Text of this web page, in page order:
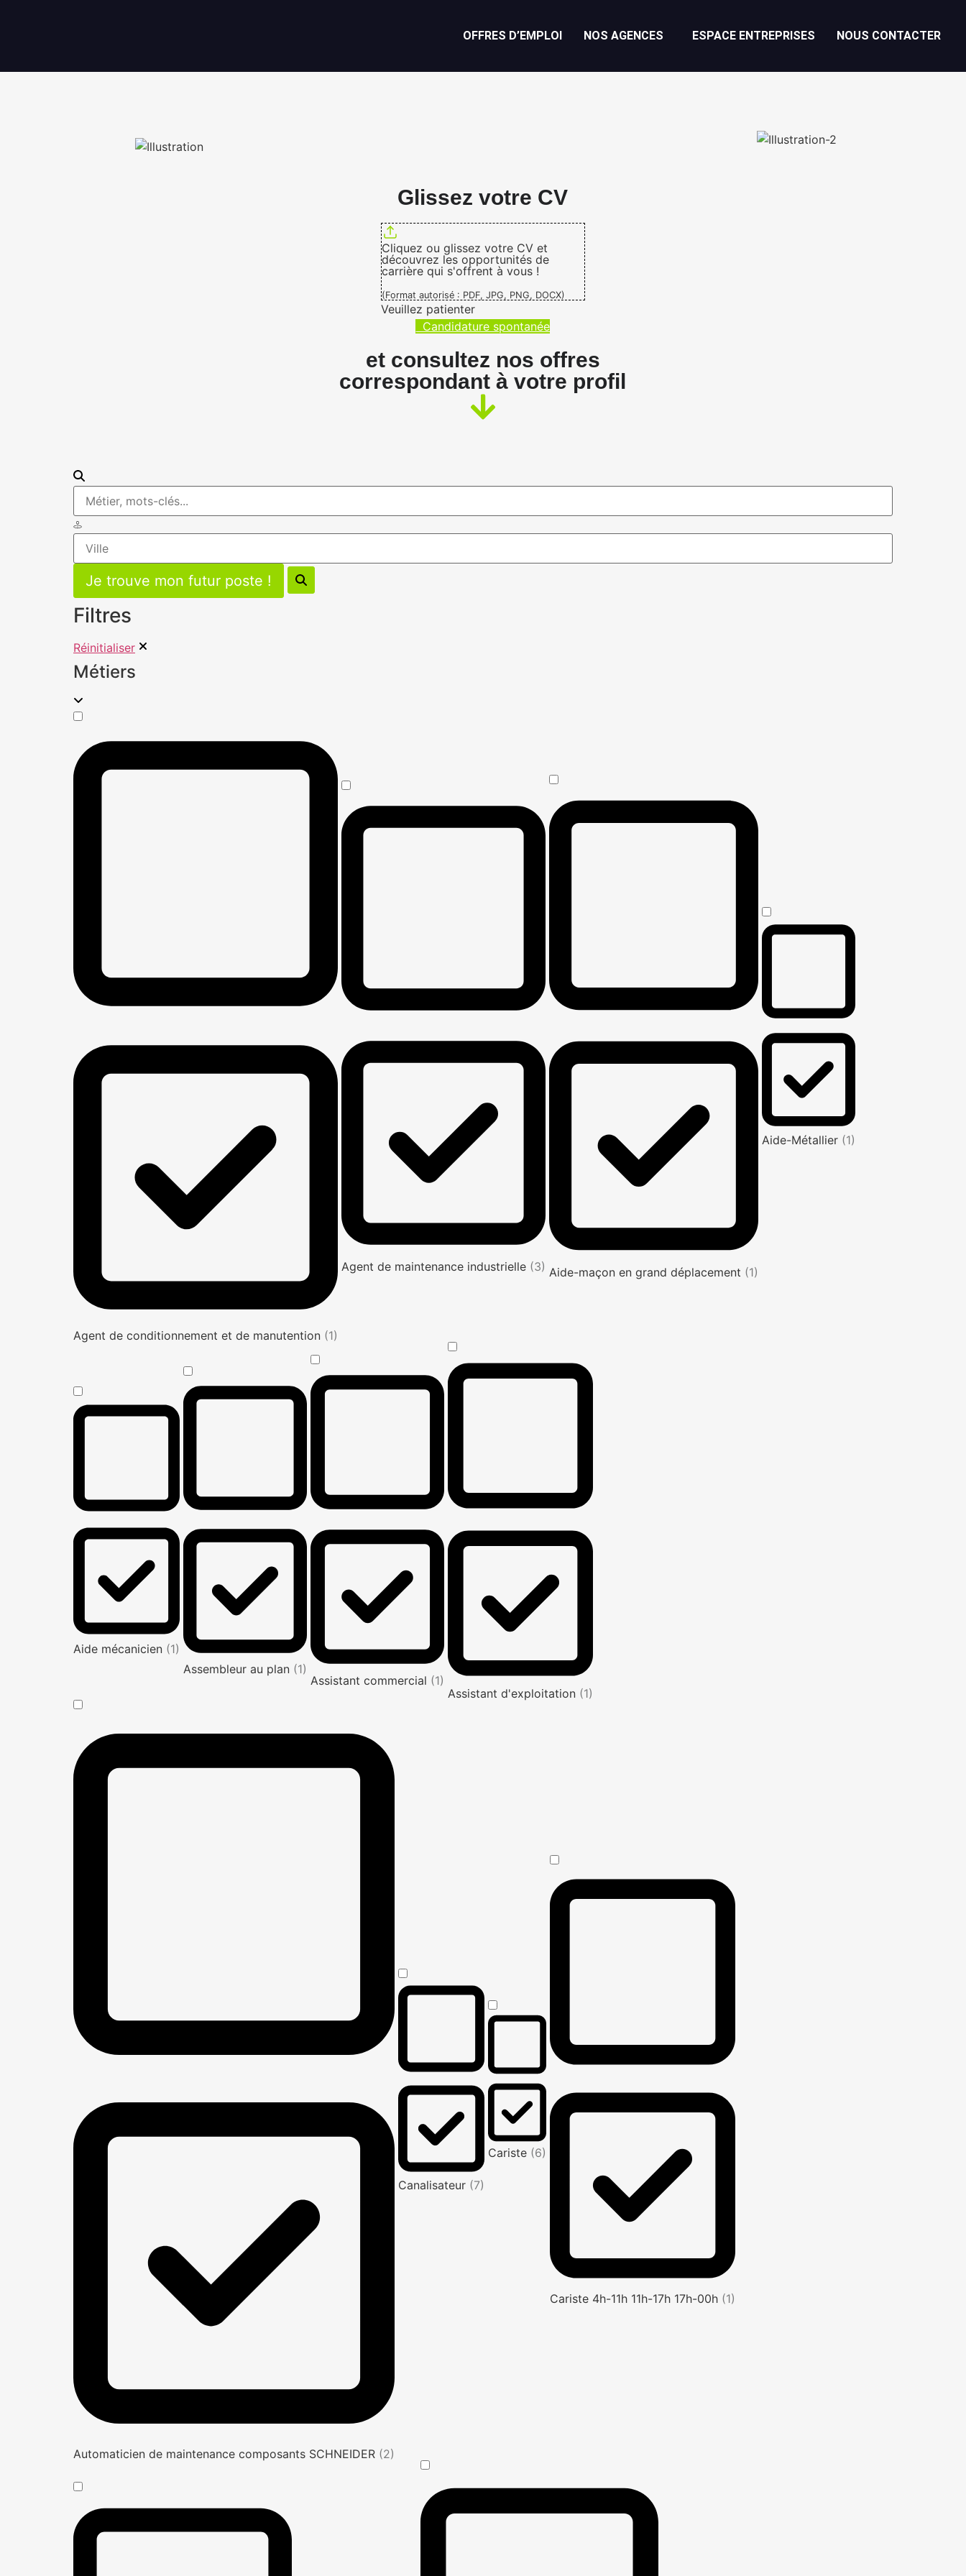
OFFRES D’EMPLOI NOS AGENCES ESPACE ENTREPRISES NOUS CONTACTER
Glissez votre CV
Cliquez ou glissez votre CV et
découvrez les opportunités de
carrière qui s'offrent à vous !
(Format autorisé : PDF, JPG, PNG, DOCX)
Veuillez patienter
Candidature spontanée
et consultez nos offres
correspondant à votre profil
Filtres
Réinitialiser
Métiers
Agent de conditionnement et de manutention (1)
Agent de maintenance industrielle (3) Aide-maçon en grand déplacement (1)
Aide-Métallier (1)
Aide mécanicien (1)
Assembleur au plan (1)
Assistant commercial (1)
Assistant d'exploitation (1)
Automaticien de maintenance composants SCHNEIDER (2)
Canalisateur (7)
Cariste (6)
Cariste 4h-11h 11h-17h 17h-00h (1)